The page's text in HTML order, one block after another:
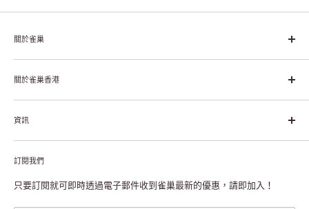
關於雀巢
雀巢集團起源於1866年的瑞士，目前是全球領先的「營養、健康、
幸福生活」企業。雀巢的目標是「我們充分發掘食品的力量，提升
關於雀巢香港
关于雀巢香港
雀巢香港创造共享价值
联络我们
私隐声明
注册NESCAFÉ® Dolce Gusto®咖啡机
資訊
付款及送货
退货或更换
常见问题
訂閱我們
只要訂閱就可即時透過電子郵件收到雀巢最新的優惠，請即加入！